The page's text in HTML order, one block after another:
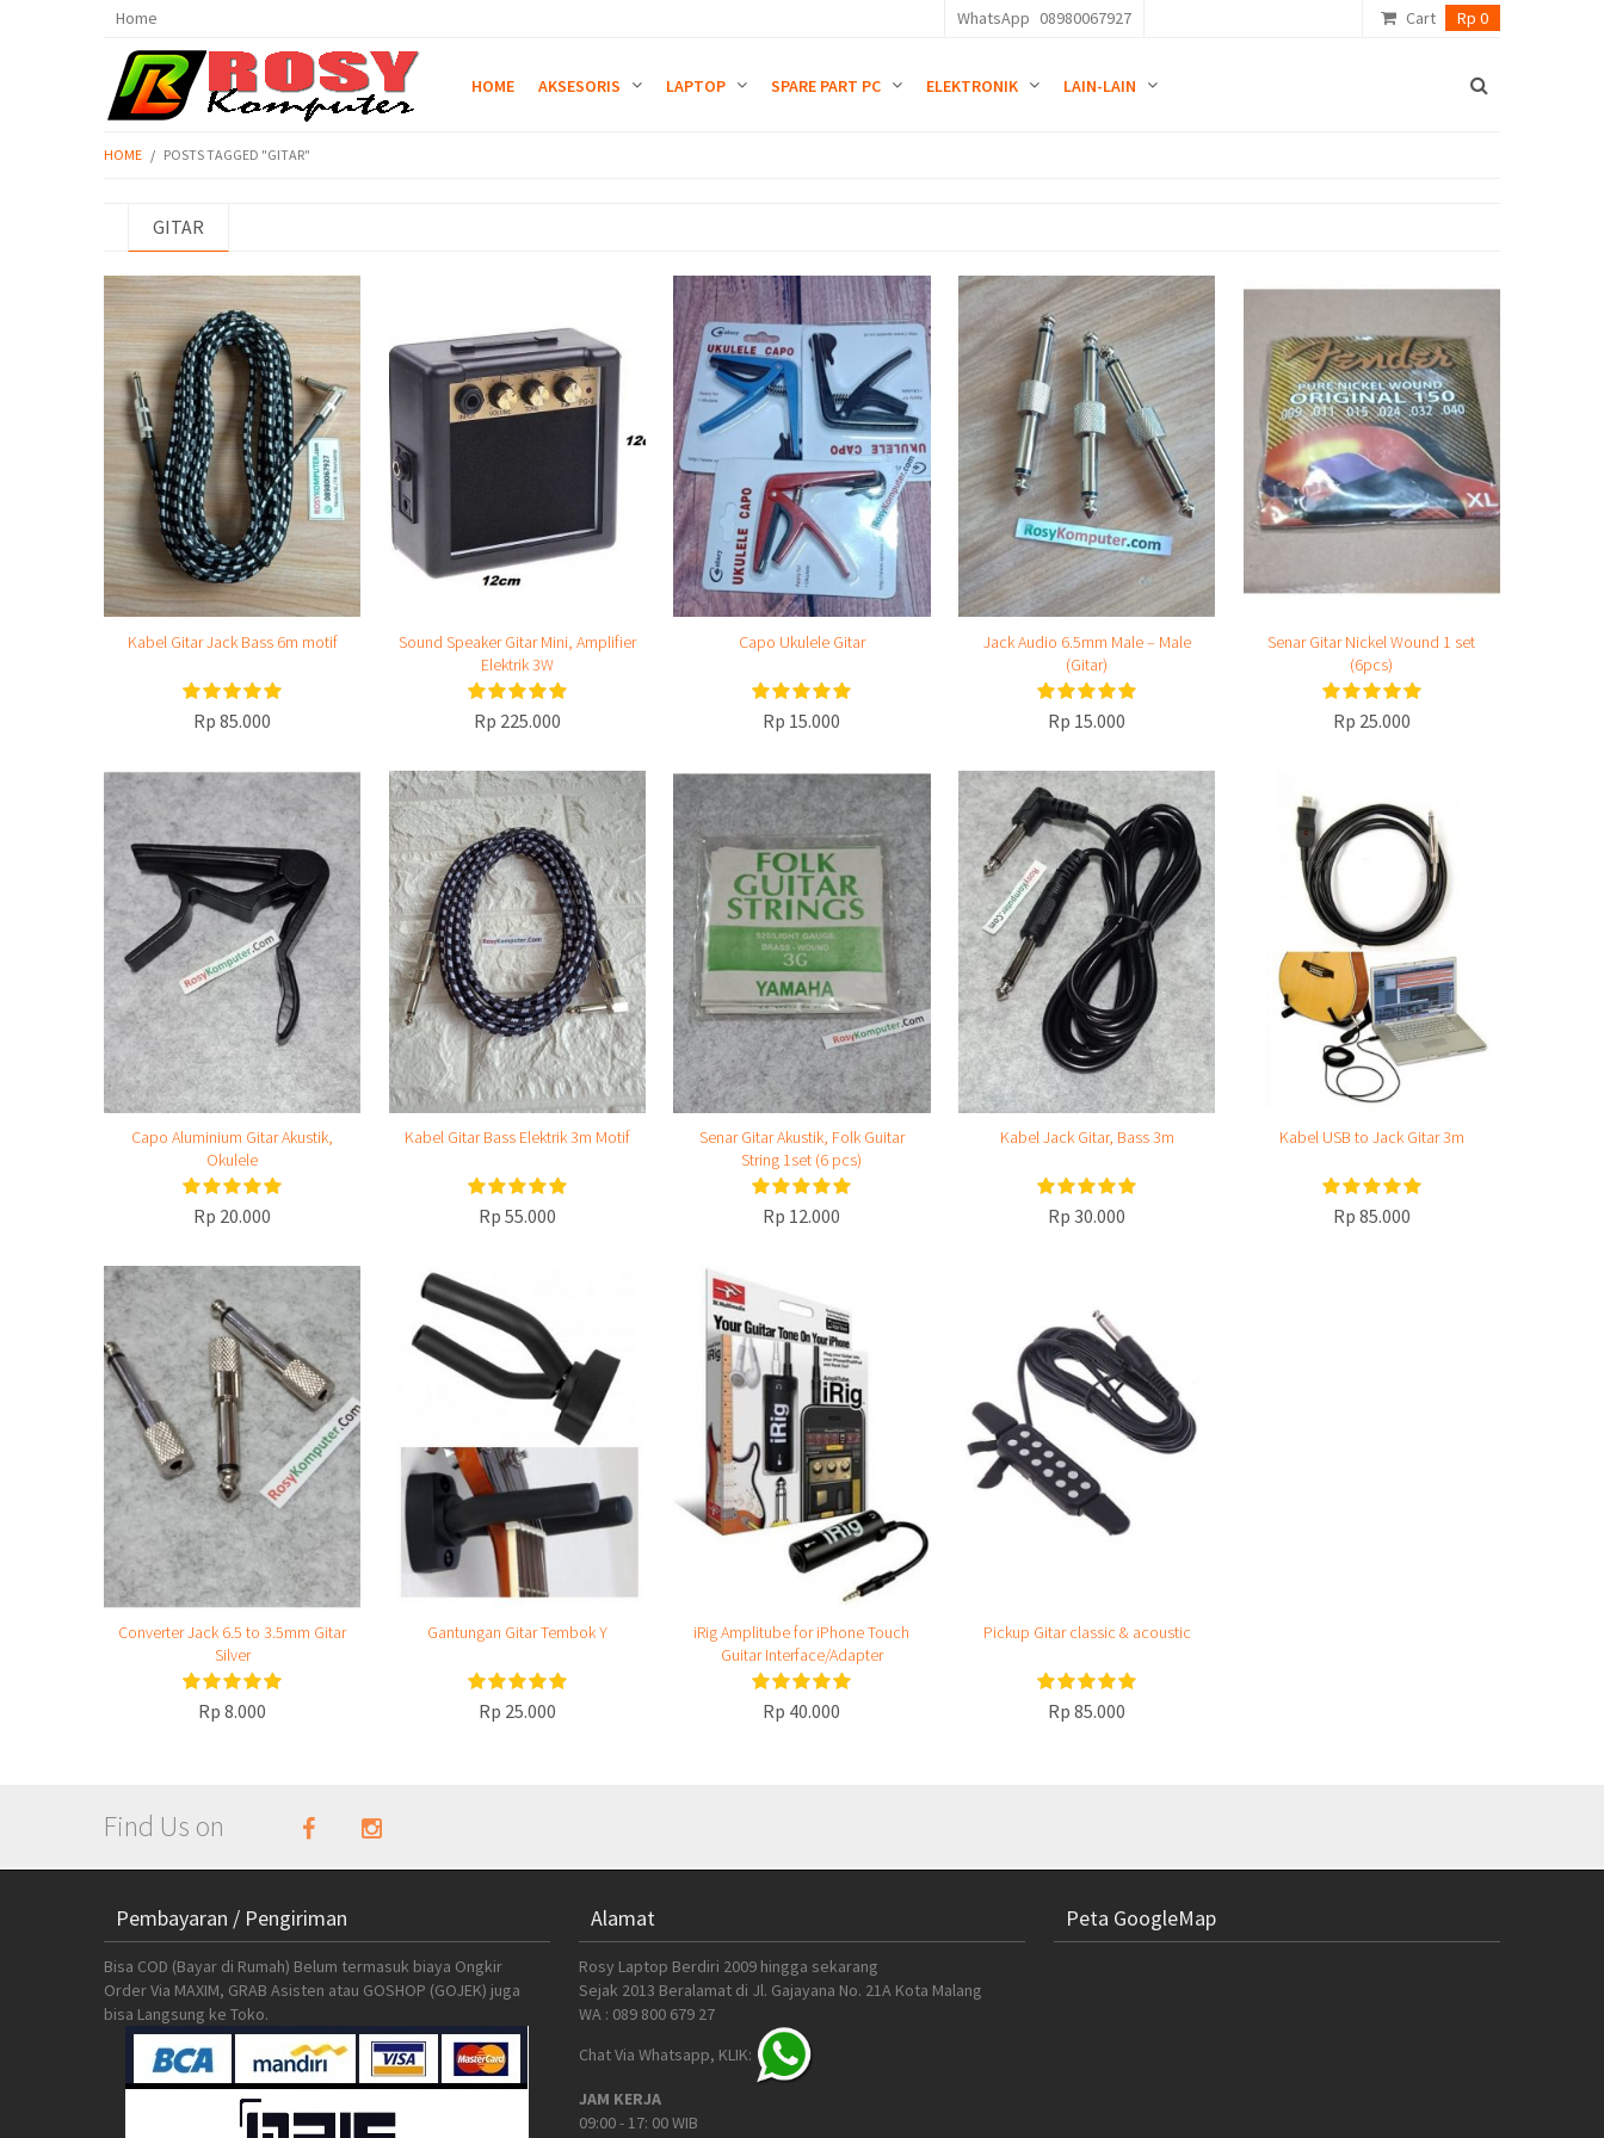
Home WhatsApp 08980067927 Cart Rp 0
HOME AKSESORIS LAPTOP SPARE PART PC ELEKTRONIK LAIN-LAIN
HOME / POSTS TAGGED "GITAR"
GITAR
Kabel Gitar Jack Bass 6m motif
Rp 85.000
Sound Speaker Gitar Mini, Amplifier
Elektrik 3W
Rp 225.000
Capo Ukulele Gitar
Rp 15.000
Jack Audio 6.5mm Male – Male
(Gitar)
Rp 15.000
Senar Gitar Nickel Wound 1 set
(6pcs)
Rp 25.000
Capo Aluminium Gitar Akustik,
Okulele
Rp 20.000
Kabel Gitar Bass Elektrik 3m Motif
Rp 55.000
Senar Gitar Akustik, Folk Guitar
String 1set (6 pcs)
Rp 12.000
Kabel Jack Gitar, Bass 3m
Rp 30.000
Kabel USB to Jack Gitar 3m
Rp 85.000
Converter Jack 6.5 to 3.5mm Gitar
Silver
Rp 8.000
Gantungan Gitar Tembok Y
Rp 25.000
iRig Amplitube for iPhone Touch
Guitar Interface/Adapter
Rp 40.000
Pickup Gitar classic & acoustic
Rp 85.000
Find Us on
Pembayaran / Pengiriman
Bisa COD (Bayar di Rumah) Belum termasuk biaya Ongkir
Order Via MAXIM, GRAB Asisten atau GOSHOP (GOJEK) juga
bisa Langsung ke Toko.
Alamat
Rosy Laptop Berdiri 2009 hingga sekarang
Sejak 2013 Beralamat di Jl. Gajayana No. 21A Kota Malang
WA : 089 800 679 27
Chat Via Whatsapp, KLIK:
JAM KERJA
09:00 - 17: 00 WIB
Peta GoogleMap